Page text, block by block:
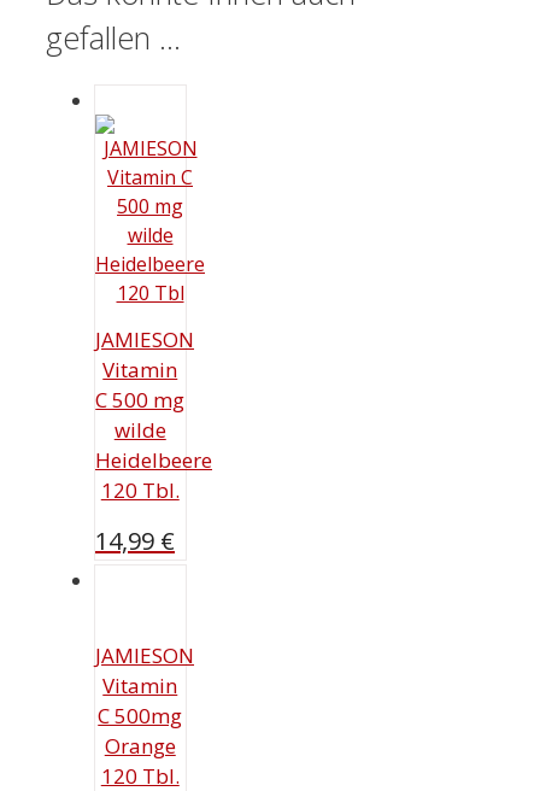
gefallen …
JAMIESON
Vitamin
C 500 mg
wilde
Heidelbeere
120 Tbl.
14,99 €
JAMIESON
Vitamin
C 500mg
Orange
120 Tbl.